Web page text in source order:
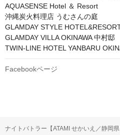
AQUASENSE Hotel ＆ Resort
沖縄炭火料理店 うむさんの庭
GLAMDAY STYLE
GLAMDAY VILLA OKINAWA 中村邸
TWIN-LINE HOTEL YANBARU
Facebookページ
ナイトバトラー【ATAMI せかいえ／静岡